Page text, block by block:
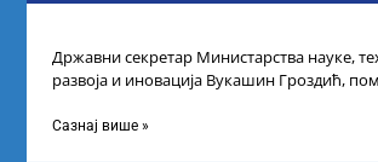
Државни секретар Министарства науке,
развоја и иновација Вукашин Гроздић,
промоцију
Сазнај више »